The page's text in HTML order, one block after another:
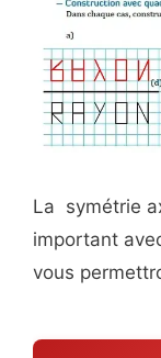
La symétrie
important
vous